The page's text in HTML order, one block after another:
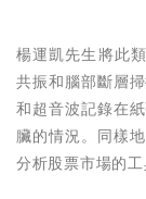
楊運凱先生將此
共振和腦部斷層
和超音波記錄在
臟的情況。同樣
分析股票市場的